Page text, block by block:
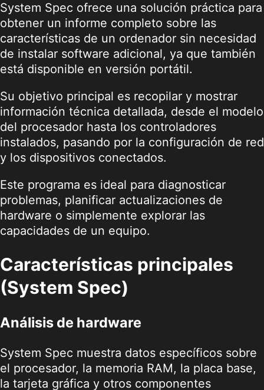
System Spec ofrece una solución práctica para
obtener un informe completo sobre las
características de un ordenador sin necesidad
de instalar software adicional, ya que también
está disponible en versión portátil.
Su objetivo principal es recopilar y mostrar
información técnica detallada, desde el modelo
del procesador hasta los controladores
instalados, pasando por la configuración de red
y los dispositivos conectados.
Este programa es ideal para diagnosticar
problemas, planificar actualizaciones de
hardware o simplemente explorar las
capacidades de un equipo.
Características principales
(System Spec)
Análisis de hardware
System Spec muestra datos específicos sobre
el procesador, la memoria RAM, la placa base,
la tarjeta gráfica y otros componentes